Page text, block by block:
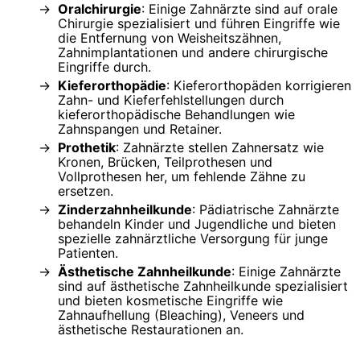
Oralchirurgie: Einige Zahnärzte sind auf orale
Chirurgie spezialisiert und führen Eingriffe wie
die Entfernung von Weisheitszähnen,
Zahnimplantationen und andere chirurgische
Eingriffe durch.
Kieferorthopädie: Kieferorthopäden korrigieren
Zahn- und Kieferfehlstellungen durch
kieferorthopädische Behandlungen wie
Zahnspangen und Retainer.
Prothetik: Zahnärzte stellen Zahnersatz wie
Kronen, Brücken, Teilprothesen und
Vollprothesen her, um fehlende Zähne zu
ersetzen.
Zinderzahnheilkunde: Pädiatrische Zahnärzte
behandeln Kinder und Jugendliche und bieten
spezielle zahnärztliche Versorgung für junge
Patienten.
Ästhetische Zahnheilkunde: Einige Zahnärzte
sind auf ästhetische Zahnheilkunde spezialisiert
und bieten kosmetische Eingriffe wie
Zahnaufhellung (Bleaching), Veneers und
ästhetische Restaurationen an.